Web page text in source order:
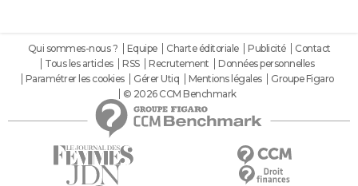
Qui sommes-nous ? Equipe Charte éditoriale Publicité
Contact
Tous les articles
RSS Recrutement
Données personnelles
Paramétrer les cookies
Gérer Utiq Mentions légales
Groupe Figaro
© 2026 CCM Benchmark